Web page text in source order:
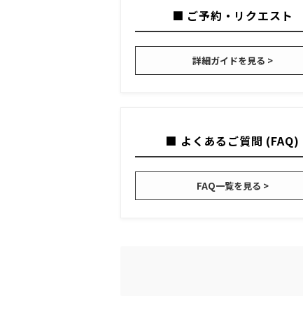
■ ご予約・リクエスト
詳細ガイドを見る >
■ よくあるご質問 (FAQ)
FAQ一覧を見る >